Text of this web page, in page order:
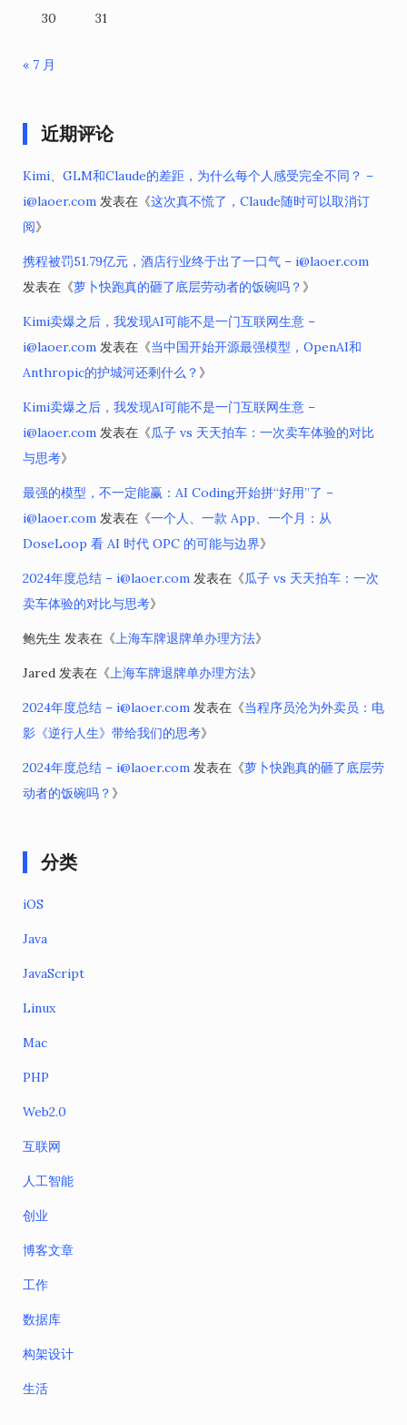
30 31
« 7 月
近期评论
Kimi、GLM和Claude的差距，为什么每个人感受完全不同？ –
i@laoer.com 发表在《这次真不慌了，Claude随时可以取消订
阅》
携程被罚51.79亿元，酒店行业终于出了一口气 – i@laoer.com
发表在《萝卜快跑真的砸了底层劳动者的饭碗吗？ 》
Kimi卖爆之后，我发现AI可能不是一门互联网生意 –
i@laoer.com 发表在《当中国开始开源最强模型，OpenAI和
Anthropic的护城河还剩什么？ 》
Kimi卖爆之后，我发现AI可能不是一门互联网生意 –
i@laoer.com 发表在《瓜子 vs 天天拍车：一次卖车体验的对比
与思考》
最强的模型，不一定能赢：AI Coding开始拼“好用”了 –
i@laoer.com 发表在《一个人、一款 App、一个月：从
DoseLoop 看 AI 时代 OPC 的可能与边界》
2024年度总结 – i@laoer.com 发表在《瓜子 vs 天天拍车：一次
卖车体验的对比与思考》
鲍先生 发表在《上海车牌退牌单办理方法》
Jared 发表在《上海车牌退牌单办理方法》
2024年度总结 – i@laoer.com 发表在《当程序员沦为外卖员：电
影《逆行人生》带给我们的思考》
2024年度总结 – i@laoer.com 发表在《萝卜快跑真的砸了底层劳
动者的饭碗吗？ 》
分类
iOS
Java
JavaScript
Linux
Mac
PHP
Web2.0
互联网
人工智能
创业
博客文章
工作
数据库
构架设计
生活